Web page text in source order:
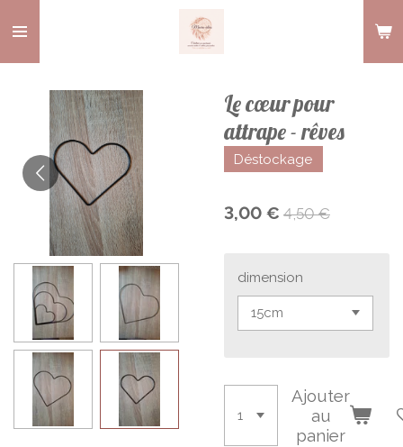
au
contenu
Le cœur pour
attrape - rêves
Déstockage
3,00 € 4,50 €
dimension
Ajouter
au
panier